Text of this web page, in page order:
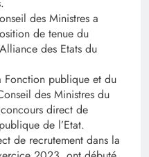
des Ministres a
de tenue du
des Etats du
Fonction publique et du
des Ministres du
direct de
de l’Etat.
de recrutement dans la